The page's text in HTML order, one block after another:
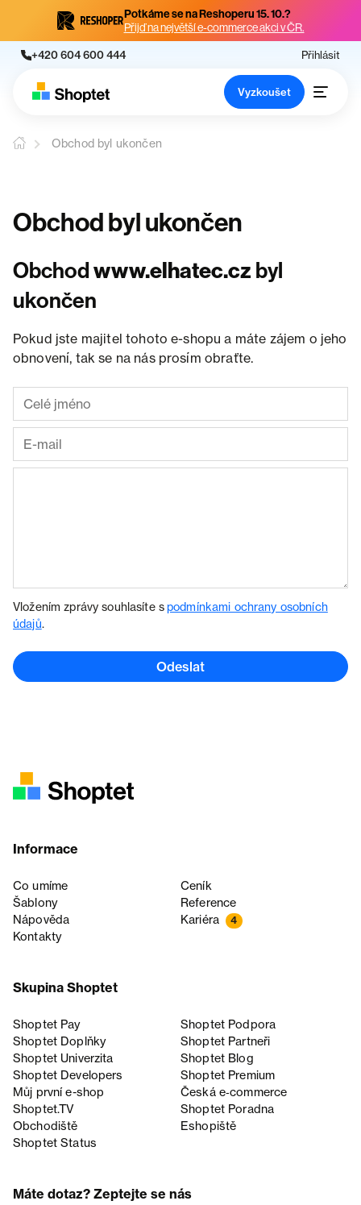
Potkáme se na Reshoperu 15. 10.?
Přijď na největší e-commerce akci v ČR.
+420 604 600 444 Přihlásit
Vyzkoušet
Obchod byl ukončen
Obchod byl ukončen
Obchodwww.elhatec.cz byl
ukončen
Pokud jste majitel tohoto e-shopu a máte zájem o jeho
obnovení, tak se na nás prosím obraťte.
Vložením zprávy souhlasíte spodmínkami ochrany osobních
údajů.
Odeslat
Informace
Co umíme
Ceník
Šablony
Reference
Nápověda
Kariéra 4
Kontakty
Skupina Shoptet
Shoptet Pay
Shoptet Podpora
Shoptet Doplňky
Shoptet Partneři
Shoptet Univerzita
Shoptet Blog
Shoptet Developers
Shoptet Premium
Můj první e-shop
Česká e‑commerce
Shoptet.TV
Shoptet Poradna
Obchodiště
Eshopiště
Shoptet Status
Máte dotaz? Zeptejte se nás